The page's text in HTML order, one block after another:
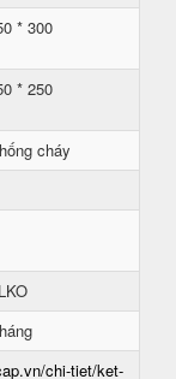
* 300
* 250
cháy
chi-tiet/ket-